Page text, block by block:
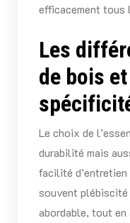
efficacement tous
Les
de bois
Le choix de
durabilité mais
facilité
souvent
abordable, tout